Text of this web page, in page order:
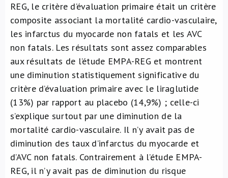
REG, le critère d’évaluation primaire était un critère
composite associant la mortalité cardio-vasculaire,
les infarctus du myocarde non fatals et les AVC
non fatals. Les résultats sont assez comparables
aux résultats de l’étude EMPA-REG et montrent
une diminution statistiquement significative du
critère d’évaluation primaire avec le liraglutide
(13%) par rapport au placebo (14,9%) ; celle-ci
s’explique surtout par une diminution de la
mortalité cardio-vasculaire. Il n’y avait pas de
diminution des taux d’infarctus du myocarde et
d’AVC non fatals. Contrairement à l’étude EMPA-
REG, il n’y avait pas de diminution du risque